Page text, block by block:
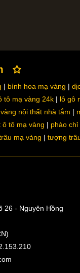
bình hoa mạ vàng
tô mạ vàng 24k
lô gô
nội thất nhà tắm
ô tô mạ vàng
phào chỉ
mạ vàng tượng
26 - Nguyên Hồng